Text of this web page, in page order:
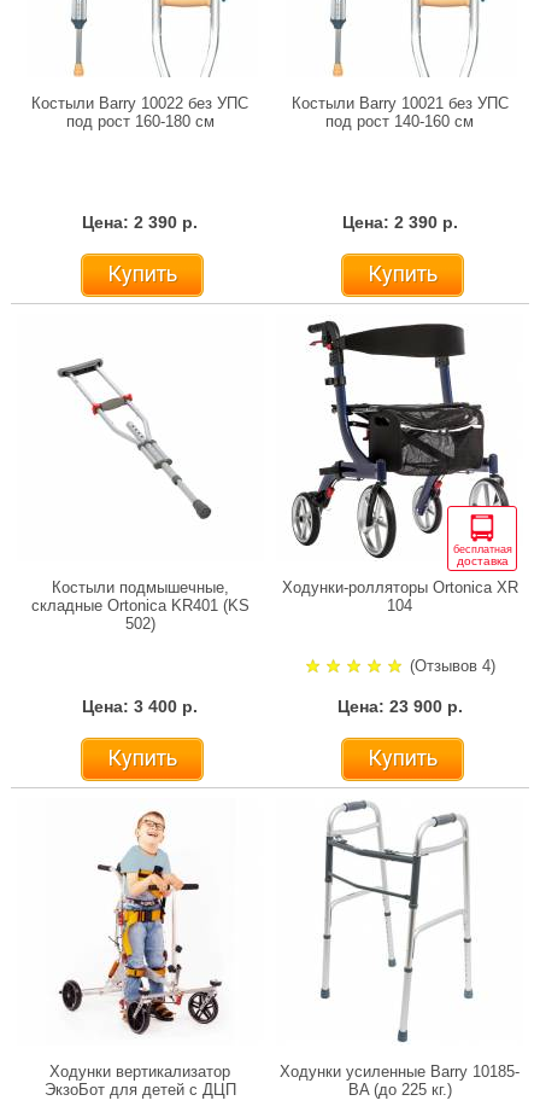
Костыли Barry 10022 без УПС
под рост 160-180 см
Цена: 2 390 р.
Купить
Костыли Barry 10021 без УПС
под рост 140-160 см
Цена: 2 390 р.
Купить
Костыли подмышечные,
складные Ortonica KR401 (KS
502)
Цена: 3 400 р.
Купить
бесплатная
доставка
Ходунки-ролляторы Ortonica XR
104
(Отзывов 4)
Цена: 23 900 р.
Купить
Ходунки вертикализатор
ЭкзоБот для детей с ДЦП
Ходунки усиленные Barry 10185-
BA (до 225 кг.)